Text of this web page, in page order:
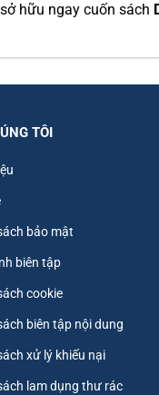
hữu ngay cuốn sách
TÔI
bảo mật
biên tập
cookie
biên tập nội dung
xử lý khiếu nại
lam dụng thư rác